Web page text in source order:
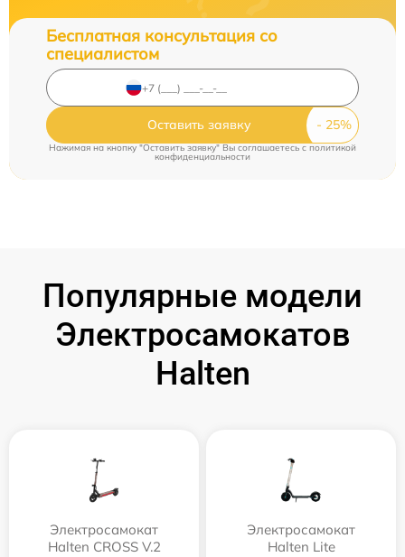
Бесплатная консультация со
специалистом
Оставить заявку
Нажимая на кнопку "Оставить заявку" Вы соглашаетесь c политикой
конфиденциальности
Популярные модели
Электросамокатов
Halten
Электросамокат
Halten CROSS V.2
Электросамокат
Halten Lite